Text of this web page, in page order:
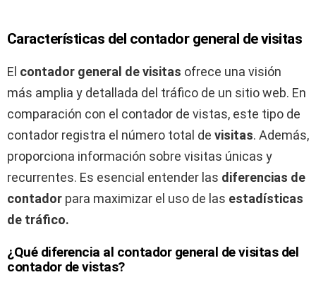
Características del contador general de visitas
El contador general de visitas ofrece una visión
más amplia y detallada del tráfico de un sitio web. En
comparación con el contador de vistas, este tipo de
contador registra el número total de visitas. Además,
proporciona información sobre visitas únicas y
recurrentes. Es esencial entender las diferencias de
contador para maximizar el uso de las estadísticas
de tráfico.
¿Qué diferencia al contador general de visitas del
contador de vistas?